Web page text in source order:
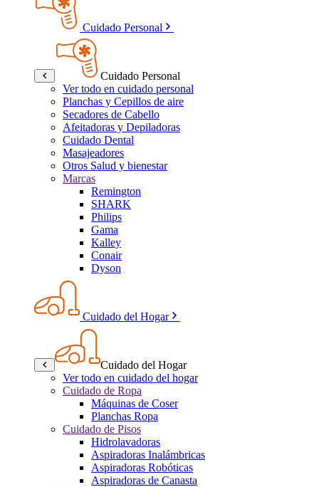
Cuidado Personal
Cuidado Personal
Ver todo en cuidado personal
Planchas y Cepillos de aire
Secadores de Cabello
Afeitadoras y Depiladoras
Cuidado Dental
Masajeadores
Otros Salud y bienestar
Marcas
Remington
SHARK
Philips
Gama
Kalley
Conair
Dyson
Cuidado del Hogar
Cuidado del Hogar
Ver todo en cuidado del hogar
Cuidado de Ropa
Máquinas de Coser
Planchas Ropa
Cuidado de Pisos
Hidrolavadoras
Aspiradoras Inalámbricas
Aspiradoras Robóticas
Aspiradoras de Canasta